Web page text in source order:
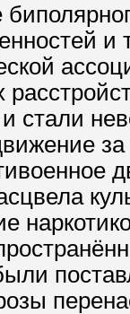
и
стали
за